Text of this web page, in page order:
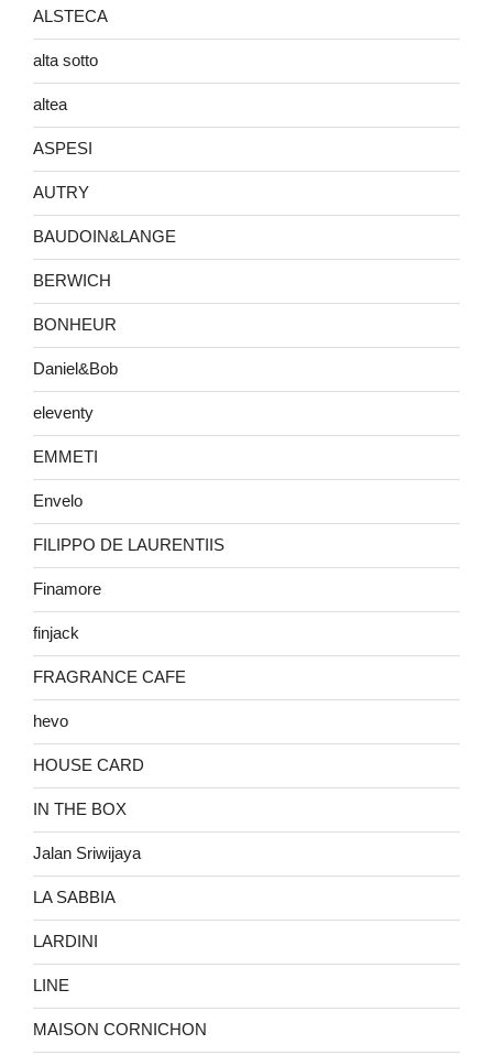
ALSTECA
alta sotto
altea
ASPESI
AUTRY
BAUDOIN&LANGE
BERWICH
BONHEUR
Daniel&Bob
eleventy
EMMETI
Envelo
FILIPPO DE LAURENTIIS
Finamore
finjack
FRAGRANCE CAFE
hevo
HOUSE CARD
IN THE BOX
Jalan Sriwijaya
LA SABBIA
LARDINI
LINE
MAISON CORNICHON